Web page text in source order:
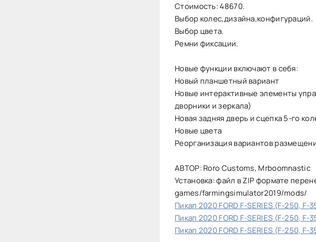
Стоимость: 48670.
Выбор колес,дизайна,конфигураций.
Выбор цвета.
Ремни фиксации.
Новые функции включают в себя:
Новый планшетный вариант
Новые интерактивные элементы
дворники и зеркала)
Новая задняя дверь и сцепка 5-го
Новые цвета
Реорганизация вариантов
АВТОР: Roro Customs, Mrboomnastic
Установка: файл в ZIP формате
games/farmingsimulator2019/mods/
Пикап 2020 FORD F-SERIES (F-250,
Пикап 2020 FORD F-SERIES (F-250,
Пикап 2020 FORD F-SERIES (F-250,